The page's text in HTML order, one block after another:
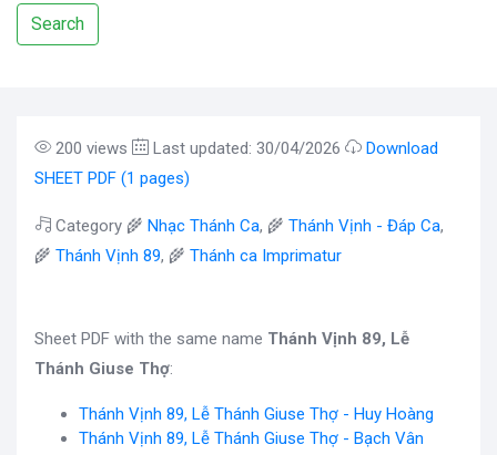
Search
200 views Last updated: 30/04/2026
Download
SHEET PDF (1 pages)
Category 🌾 Nhạc Thánh Ca, 🌾 Thánh Vịnh - Đáp Ca,
🌾 Thánh Vịnh 89, 🌾 Thánh ca Imprimatur
Sheet PDF with the same name Thánh Vịnh 89, Lễ
Thánh Giuse Thợ:
Thánh Vịnh 89, Lễ Thánh Giuse Thợ - Huy Hoàng
Thánh Vịnh 89, Lễ Thánh Giuse Thợ - Bạch Vân